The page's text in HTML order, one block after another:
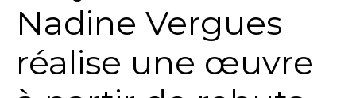
Nadine Vergues
réalise une œuvre